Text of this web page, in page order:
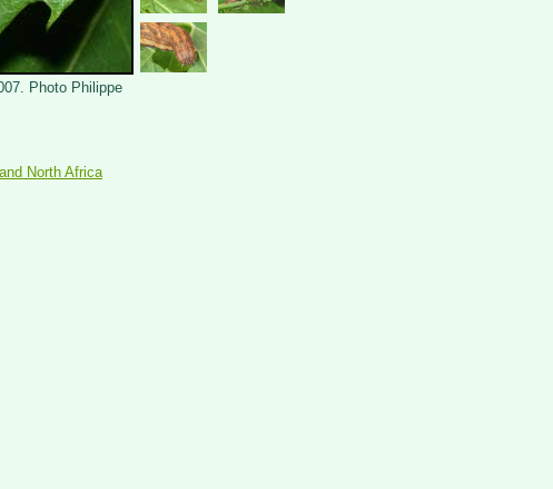
Photo Philippe
North Africa